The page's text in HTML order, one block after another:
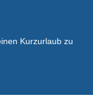
Kurzurlaub zu